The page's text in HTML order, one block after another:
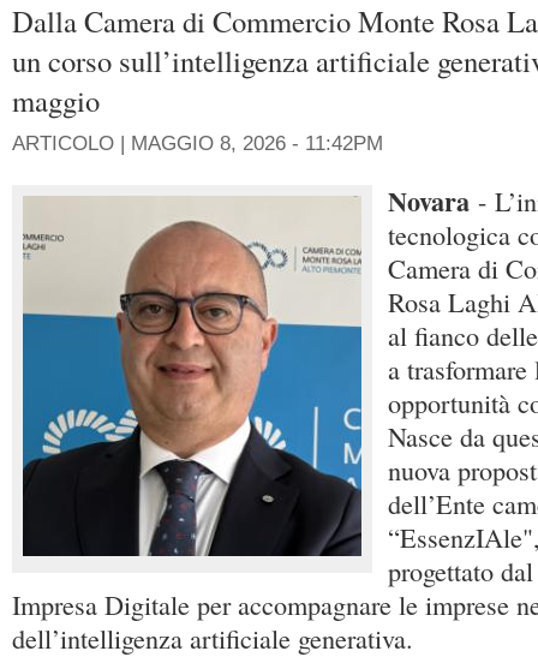
Dalla Camera di Commercio Monte Rosa
un corso sull’intelligenza artificiale
maggio
ARTICOLO | MAGGIO 8, 2026 - 11:42PM
Novara -
tecnologica
Camera di
Rosa Laghi
al fianco
a
opportunità
Nasce da
nuova
dell’Ente
progettato
Impresa Digitale per accompagnare le imprese
dell’intelligenza artificiale generativa.